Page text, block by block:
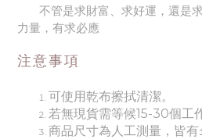
不管是求財富、求好運，還是
力量，有求必應
注意事項
可使用乾布擦拭清潔。
若無現貨需等候15-30個工
商品尺寸為人工測量，皆有